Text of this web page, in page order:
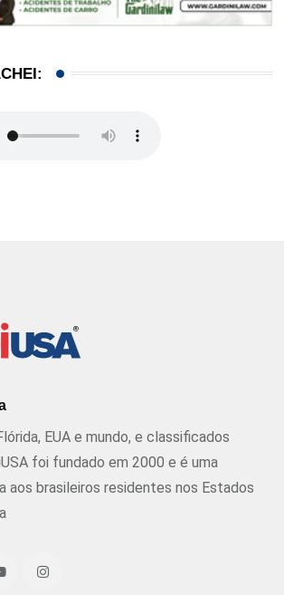
EUA e mundo, e classificados
foi fundado em 2000 e é uma
aos brasileiros residentes nos Estados